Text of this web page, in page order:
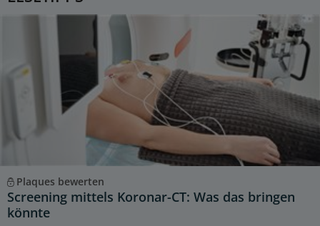
Plaques bewerten
Screening mittels Koronar-CT: Was das bringen
könnte